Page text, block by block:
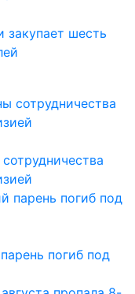
шесть
погиб под